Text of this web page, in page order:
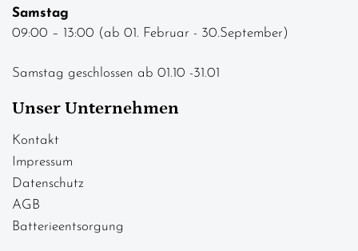
Samstag
09:00 – 13:00 (ab 01. Februar - 30.September)
Samstag geschlossen ab 01.10 -31.01
Unser Unternehmen
Kontakt
Impressum
Datenschutz
AGB
Batterieentsorgung